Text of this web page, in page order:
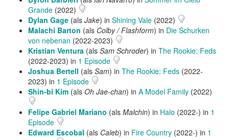
Grande (2022)
Dylan Gage (als Jake) in Shining Vale (2022)
Malachi Barton (als Colby / Flashform) in Die Schurken
von nebenan (2022-2023)
Kristian Ventura (als Sam Schroder) in The Rookie: Feds
(2022-2023) in 1 Episode
Joshua Bertell (als Sam) in The Rookie: Feds (2022-
2023) in 1 Episode
Shin-bi Kim (als Oh Jae-chan) in A Model Family (2022)
Felipe Gabriel Mariano (als Malchin) in Halo (2022-) in 1
Episode
Edward Escobal (als Caleb) in Fire Country (2022-) in 1